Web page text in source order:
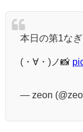
本日の第1な
(・∀・)ノ📸
— zeon